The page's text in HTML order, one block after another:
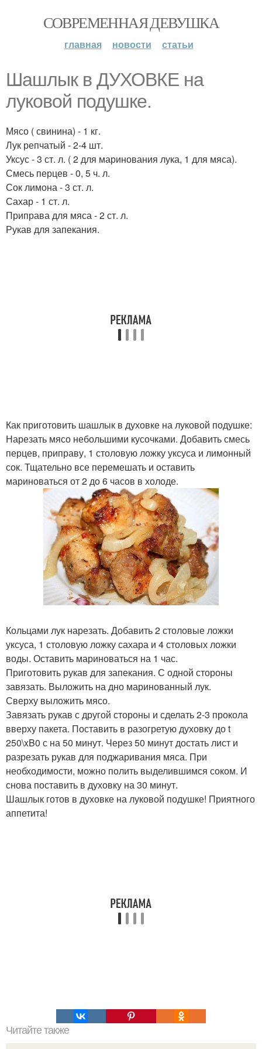
СОВРЕМЕННАЯ ДЕВУШКА
главная новости статьи
Шашлык в ДУХОВКЕ на
луковой подушке.
Мясо ( свинина) - 1 кг.
Лук репчатый - 2-4 шт.
Уксус - 3 ст. л. ( 2 для маринования лука, 1 для мяса).
Смесь перцев - 0, 5 ч. л.
Сок лимона - 3 ст. л.
Сахар - 1 ст. л.
Приправа для мяса - 2 ст. л.
Рукав для запекания.
Как приготовить шашлык в духовке на луковой подушке:
Нарезать мясо небольшими кусочками. Добавить смесь
перцев, приправу, 1 столовую ложку уксуса и лимонный
сок. Тщательно все перемешать и оставить
мариноваться от 2 до 6 часов в холоде.
Кольцами лук нарезать. Добавить 2 столовые ложки
уксуса, 1 столовую ложку сахара и 4 столовых ложки
воды. Оставить мариноваться на 1 час.
Приготовить рукав для запекания. С одной стороны
завязать. Выложить на дно маринованный лук.
Сверху выложить мясо.
Завязать рукав с другой стороны и сделать 2-3 прокола
вверху пакета. Поставить в разогретую духовку до t
250\xB0 с на 50 минут. Через 50 минут достать лист и
разрезать рукав для поджаривания мяса. При
необходимости, можно полить выделившимся соком. И
снова поставить в духовку на 30 минут.
Шашлык готов в духовке на луковой подушке! Приятного
аппетита!
Читайте также